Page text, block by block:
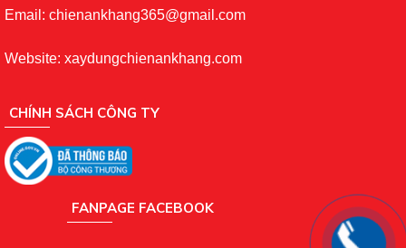
Email: chienankhang365@gmail.com
Website: xaydungchienankhang.com
CHÍNH SÁCH CÔNG TY
FANPAGE FACEBOOK